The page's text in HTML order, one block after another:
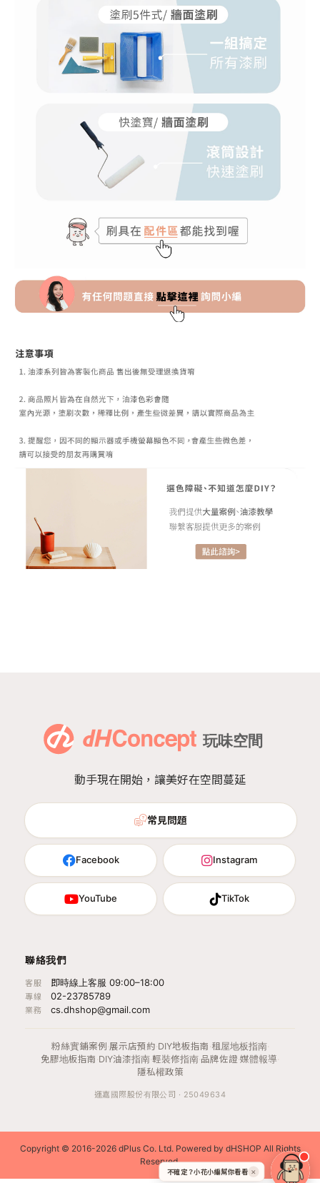
動手現在開始，讓美好在空間蔓延
常見問題
Facebook Instagram
YouTube TikTok
聯絡我們
客服 即時線上客服 09:00–18:00
專線 02-23785789
業務 cs.dhshop@gmail.com
粉絲實鋪案例 ·展示店預約·DIY地板指南 ·租屋地板指南·
免膠地板指南 ·DIY油漆指南·輕裝修指南·品牌佐證·媒體報導·
隱私權政策
運嘉國際股份有限公司 · 25049634
Copyright © 2016-2026 dPlus Co. Ltd. Powered by dHSHOP All Rights
Reserved.
不確定？小花小編幫你看看 ✕